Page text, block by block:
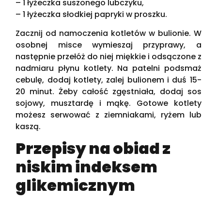
– 1 łyżeczka suszonego lubczyku,
– 1 łyżeczka słodkiej papryki w proszku.
Zacznij od namoczenia kotletów w bulionie. W
osobnej misce wymieszaj przyprawy, a
następnie przełóż do niej miękkie i odsączone z
nadmiaru płynu kotlety. Na patelni podsmaż
cebulę, dodaj kotlety, zalej bulionem i duś 15-
20 minut. Żeby całość zgęstniała, dodaj sos
sojowy, musztardę i mąkę. Gotowe kotlety
możesz serwować z ziemniakami, ryżem lub
kaszą.
Przepisy na obiad z
niskim indeksem
glikemicznym